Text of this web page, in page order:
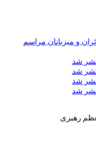
و میزبانان مراسم
شد
شد
شد
شد
رهبری